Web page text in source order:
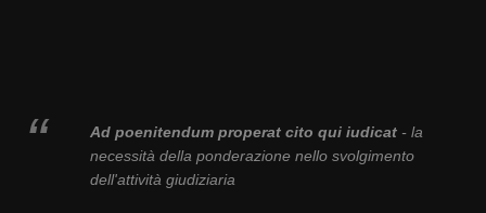
Ad poenitendum properat cito qui iudicat- la
necessità della ponderazione nello svolgimento
dell'attività giudiziaria